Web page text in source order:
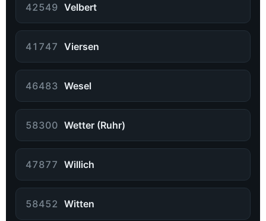
42549 Velbert
41747 Viersen
46483 Wesel
58300 Wetter (Ruhr)
47877 Willich
58452 Witten